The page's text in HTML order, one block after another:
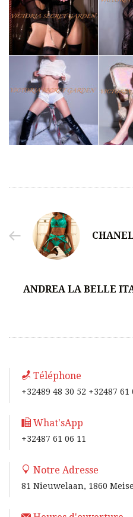
ANDREA LA BELLE
Téléphone
+32489 48 30 52 +32487 61
What'sApp
+32487 61 06 11
Notre Adresse
81 Nieuwelaan, 1860 Meise